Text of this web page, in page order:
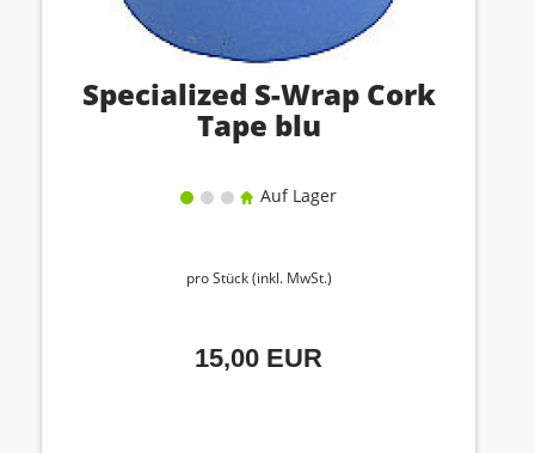
Specialized S-Wrap Cork
Tape blu
Auf Lager
pro Stück (inkl. MwSt.)
15,00 EUR